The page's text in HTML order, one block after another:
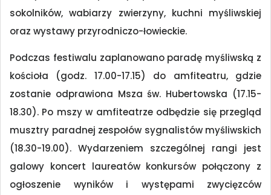
sokolników, wabiarzy zwierzyny, kuchni myśliwskiej
oraz wystawy przyrodniczo-łowieckie.
Podczas festiwalu zaplanowano paradę myśliwską z
kościoła (godz. 17.00-17.15) do amfiteatru, gdzie
zostanie odprawiona Msza św. Hubertowska (17.15-
18.30). Po mszy w amfiteatrze odbędzie się przegląd
musztry paradnej zespołów sygnalistów myśliwskich
(18.30-19.00). Wydarzeniem szczególnej rangi jest
galowy koncert laureatów konkursów połączony z
ogłoszenie wyników i występami zwycięzców